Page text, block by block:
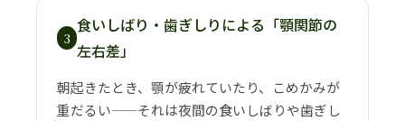
3
食いしばり・歯ぎしりによる「顎関節の
左右差」
朝起きたとき、顎が疲れていたり、こめかみが
重だるい——それは夜間の食いしばりや歯ぎし